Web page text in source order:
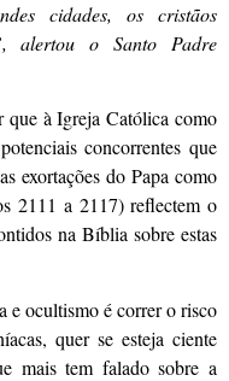
cidades, os cristãos
alertou o Santo Padre
à Igreja Católica como
concorrentes que
exortações do Papa como
2111 a 2117) reflectem o
na Bíblia sobre estas
e ocultismo é correr o risco
quer se esteja ciente
mais tem falado sobre a